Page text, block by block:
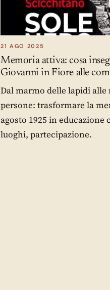
21 AGO 2025
Memoria attiva: cosa
Giovanni in Fiore alle
Dal marmo delle lapidi alle
persone: trasformare la
agosto 1925 in educazione
luoghi, partecipazione.